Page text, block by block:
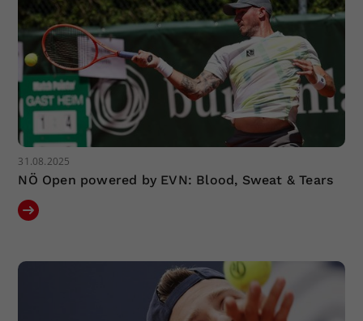
31.08.2025
NÖ Open powered by EVN: Blood, Sweat & Tears